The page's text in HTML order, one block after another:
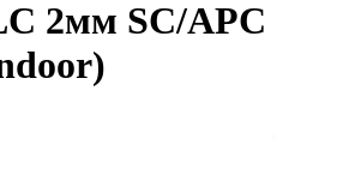
2мм SC/APC